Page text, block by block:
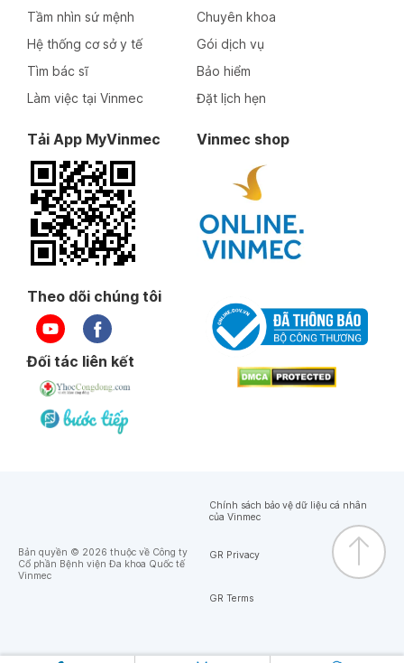
Tầm nhìn sứ mệnh
Hệ thống cơ sở y tế
Tìm bác sĩ
Làm việc tại Vinmec
Chuyên khoa
Gói dịch vụ
Bảo hiểm
Đặt lịch hẹn
Tải App MyVinmec Vinmec shop
Theo dõi chúng tôi
Đối tác liên kết
Bản quyền © 2026 thuộc về Công ty
Cổ phần Bệnh viện Đa khoa Quốc tế
Vinmec
Chính sách bảo vệ dữ liệu cá nhân
của Vinmec
GR Privacy
GR Terms